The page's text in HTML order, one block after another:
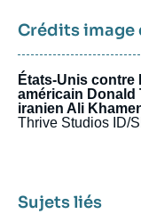
Crédits image
États-Unis contre
américain Donald
iranien Ali
Thrive Studios ID/
Sujets liés